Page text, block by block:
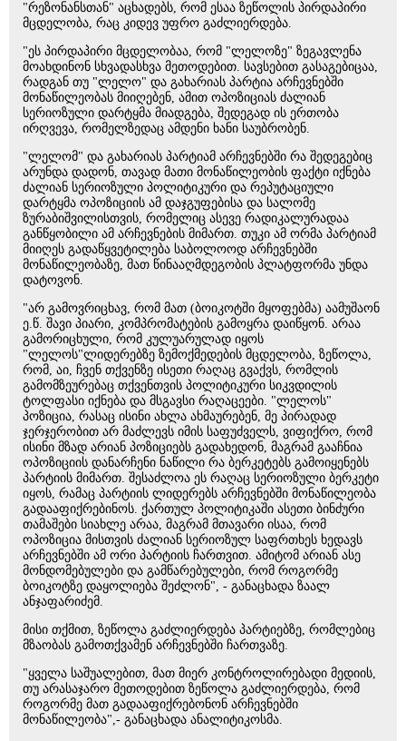
"რეზონანსთან" აცხადებს, რომ ესაა ზეწოლის პირდაპირი
მცდელობა, რაც კიდევ უფრო გაძლიერდება.
"ეს პირდაპირი მცდელობაა, რომ "ლელოზე" ზეგავლენა
მოახდინონ სხვადასხვა მეთოდებით. სავსებით გასაგებიცაა,
რადგან თუ "ლელო" და გახარიას პარტია არჩევნებში
მონაწილეობას მიიღებენ, ამით ოპოზიციას ძალიან
სერიოზული დარტყმა მიადგება, შედეგად ის ერთობა
ირღვევა, რომელზედაც ამდენი ხანი საუბრობენ.
"ლელომ" და გახარიას პარტიამ არჩევნებში რა შედეგებიც
არუნდა დადონ, თავად მათი მონაწილეობის ფაქტი იქნება
ძალიან სერიოზული პოლიტიკური და რეპუტაციული
დარტყმა ოპოზიციის ამ დაჯგუფებისა და სალომე
ზურაბიშვილისთვის, რომელიც ასევე რადიკალურადაა
განწყობილი ამ არჩევნების მიმართ. თუკი ამ ორმა პარტიამ
მიიღეს გადაწყვეტილება საბოლოოდ არჩევნებში
მონაწილეობაზე, მათ წინააღმდეგობის პლატფორმა უნდა
დატოვონ.
"არ გამოვრიცხავ, რომ მათ (ბოიკოტში მყოფებმა) აამუშაონ
ე.წ. შავი პიარი, კომპრომატების გამოყრა დაიწყონ. არაა
გამორიცხული, რომ კულუარულად იყოს
"ლელოს"ლიდერებზე ზემოქმედების მცდელობა, ზეწოლა,
რომ, აი, ჩვენ თქვენზე ისეთი რაღაც გვაქვს, რომლის
გამომზეურებაც თქვენთვის პოლიტიკური სიკვდილის
ტოლფასი იქნება და მსგავსი რაღაცეები. "ლელოს"
პოზიცია, რასაც ისინი ახლა ახმაურებენ, მე პირადად
ჯერჯერობით არ მაძლევს იმის საფუძველს, ვიფიქრო, რომ
ისინი მზად არიან პოზიციებს გადახედონ, მაგრამ გააჩნია
ოპოზიციის დანარჩენი ნაწილი რა ბერკეტებს გამოიყენებს
პარტიის მიმართ. შესაძლოა ეს რაღაც სერიოზული ბერკეტი
იყოს, რამაც პარტიის ლიდერებს არჩევნებში მონაწილეობა
გადააფიქრებინოს. ქართულ პოლიტიკაში ასეთი ბინძური
თამაშები სიახლე არაა, მაგრამ მთავარი ისაა, რომ
ოპოზიცია მისთვის ძალიან სერიოზულ საფრთხეს ხედავს
არჩევნებში ამ ორი პარტიის ჩართვით. ამიტომ არიან ასე
მონდომებულები და გამწარებულები, რომ როგორმე
ბოიკოტზე დაყოლიება შეძლონ", - განაცხადა ზაალ
ანჯაფარიძემ.
მისი თქმით, ზეწოლა გაძლიერდება პარტიებზე, რომლებიც
მზაობას გამოთქვამენ არჩევნებში ჩართვაზე.
"ყველა საშუალებით, მათ მიერ კონტროლირებადი მედიის,
თუ არასაჯარო მეთოდებით ზეწოლა გაძლიერდება, რომ
როგორმე მათ გადააფიქრებონონ არჩევნებში
მონაწილეობა",- განაცხადა ანალიტიკოსმა.